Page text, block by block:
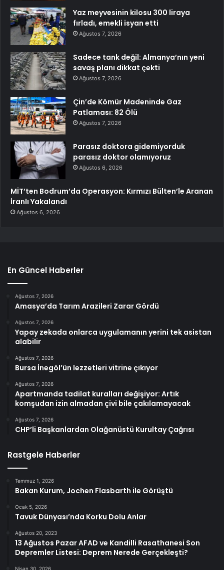
Yaz meyvesinin kilosu 300 liraya
fırladı, emekli isyan etti
Ağustos 7, 2026
Sadece tank değil: Almanya’nın yeni
savaş planı dikkat çekti
Ağustos 7, 2026
Çin’de Kömür Madeninde Gaz
Patlaması: 82 Ölü
Ağustos 7, 2026
Parasız doktora gidemiyorduk
parasız doktor olamıyoruz
Ağustos 6, 2026
MİT’ten Bodrum’da Operasyon: Kırmızı Bülten’le Aranan
İranlı Yakalandı
Ağustos 6, 2026
En Güncel Haberler
Ağustos 7, 2026
Amasya’da Tarım Arazileri Zarar Gördü
Ağustos 7, 2026
Yapay zekada onlarca uygulamanın yerini tek asistan
alabilir
Ağustos 7, 2026
Bursa İnegöl’ün lezzetleri vitrine çıkıyor
Ağustos 7, 2026
Apartmanda tadilat kuralları değişiyor: Artık
komşudan izin almadan çivi bile çakılamayacak
Ağustos 7, 2026
CHP’li Başkanlardan Olağanüstü Kurultay Çağrısı
Rastgele Haberler
Temmuz 1, 2026
Bakan Kurum, Jochen Flasbarth ile Görüştü
Ocak 5, 2026
Tavuk Dünyası’nda Korku Dolu Anlar
Ağustos 20, 2023
13 Ağustos Pazar AFAD ve Kandilli Rasathanesi Son
Depremler Listesi: Deprem Nerede Gerçekleşti?
Nisan 30, 2026